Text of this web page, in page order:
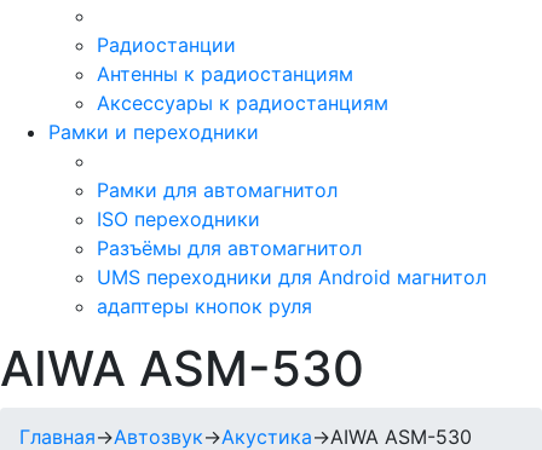
Радиостанции
Антенны к радиостанциям
Аксессуары к радиостанциям
Рамки и переходники
Рамки для автомагнитол
ISO переходники
Разъёмы для автомагнитол
UMS переходники для Android магнитол
адаптеры кнопок руля
AIWA ASM-530
Главная→Автозвук→Акустика→AIWA ASM-530